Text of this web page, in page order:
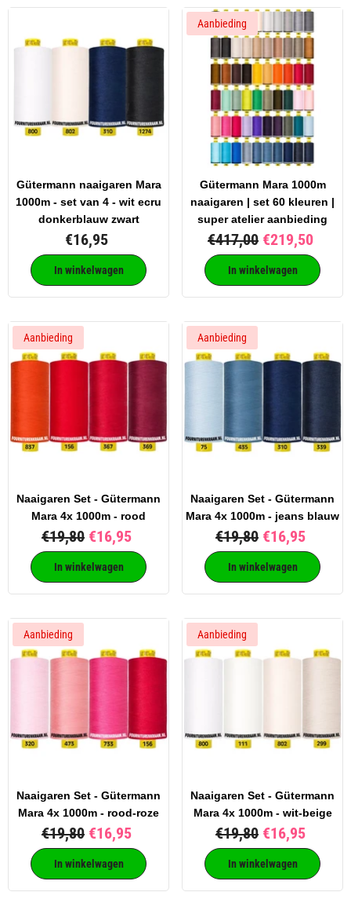
Gütermann naaigaren Mara
1000m - set van 4 - wit ecru
donkerblauw zwart
€16,95
In winkelwagen
Aanbieding
Gütermann Mara 1000m
naaigaren | set 60 kleuren |
super atelier aanbieding
€417,00 €219,50
In winkelwagen
Aanbieding
Naaigaren Set - Gütermann
Mara 4x 1000m - rood
€19,80 €16,95
In winkelwagen
Aanbieding
Naaigaren Set - Gütermann
Mara 4x 1000m - jeans blauw
€19,80 €16,95
In winkelwagen
Aanbieding
Naaigaren Set - Gütermann
Mara 4x 1000m - rood-roze
€19,80 €16,95
In winkelwagen
Aanbieding
Naaigaren Set - Gütermann
Mara 4x 1000m - wit-beige
€19,80 €16,95
In winkelwagen